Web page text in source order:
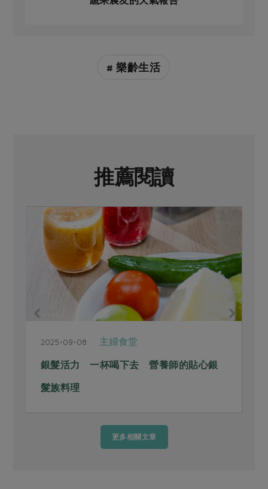
# 樂齡生活
推薦閱讀
2025-09-08 主婦食堂
銀髮活力 一杯喝下去 營養師的貼心銀
髮族料理
更多相關文章